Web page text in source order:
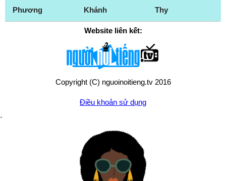
Phương Khánh Thy
Website liên kết:
Copyright (C) nguoinoitieng.tv 2016
Điều khoản sử dụng
Chính sách quyền riêng tư